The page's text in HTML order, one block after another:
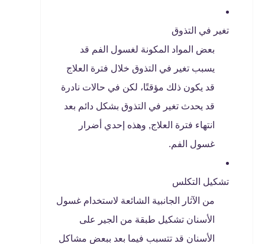
تغير في التذوق
بعض المواد المكونة لغسول الفم قد
يسبب تغير في التذوق خلال فترة العلاج
قد يكون ذلك مؤقتًا، لكن في حالات نادرة
قد يحدث تغير في التذوق بشكل دائم بعد
انتهاء فترة العلاج, وهذه إحدي أضرار
غسول الفم.
تشكيل التكلس
من الآثار الجانبية الشائعة لاستخدام غسول
الأسنان تشكيل طبقة من الجير على
الأسنان قد تتسبب فيما بعد ببعض مشاكل